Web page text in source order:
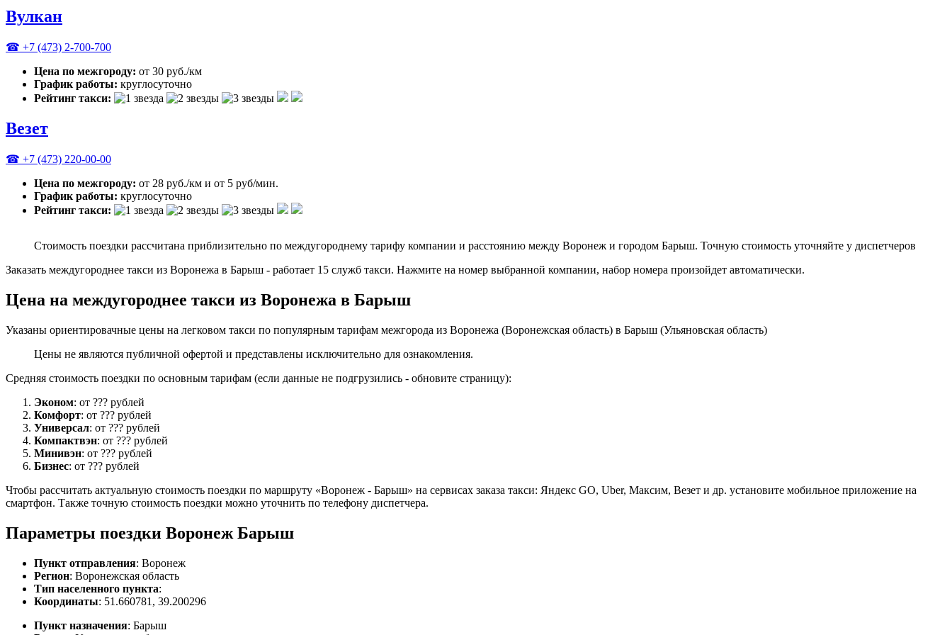
Вулкан
☎ +7 (473) 2-700-700
Цена по межгороду: от 30 руб./км
График работы: круглосуточно
Рейтинг такси:
Везет
☎ +7 (473) 220-00-00
Цена по межгороду: от 28 руб./км и от 5 руб/мин.
График работы: круглосуточно
Рейтинг такси:
Стоимость поездки рассчитана приблизительно по междугороднему тарифу компании и расстоянию между Воронеж и городом Барыш. Точную стоимость уточняйте у диспетчеров
Заказать междугороднее такси из Воронежа в Барыш - работает 15 служб такси. Нажмите на номер выбранной компании, набор номера произойдет автоматически.
Цена на междугороднее такси из Воронежа в Барыш
Указаны ориентировачные цены на легковом такси по популярным тарифам межгорода из Воронежа (Воронежская область) в Барыш (Ульяновская область)
Цены не являются публичной офертой и представлены исключительно для ознакомления.
Средняя стоимость поездки по основным тарифам (если данные не подгрузились - обновите страницу):
Эконом: от ??? рублей
Комфорт: от ??? рублей
Универсал: от ??? рублей
Компактвэн: от ??? рублей
Минивэн: от ??? рублей
Бизнес: от ??? рублей
Чтобы рассчитать актуальную стоимость поездки по маршруту «Воронеж - Барыш» на сервисах заказа такси: Яндекс GO, Uber, Максим, Везет и др. установите мобильное приложение на
смартфон. Также точную стоимость поездки можно уточнить по телефону диспетчера.
Параметры поездки Воронеж Барыш
Пункт отправления: Воронеж
Регион: Воронежская область
Тип населенного пункта:
Координаты: 51.660781, 39.200296
Пункт назначения: Барыш